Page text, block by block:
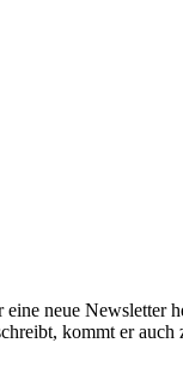
neue Newsletter
kommt er auch